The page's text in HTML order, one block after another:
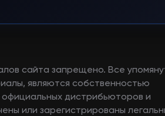
сайта запрещено. Все
являются собственностью
дистрибьюторов и
или зарегистрированы